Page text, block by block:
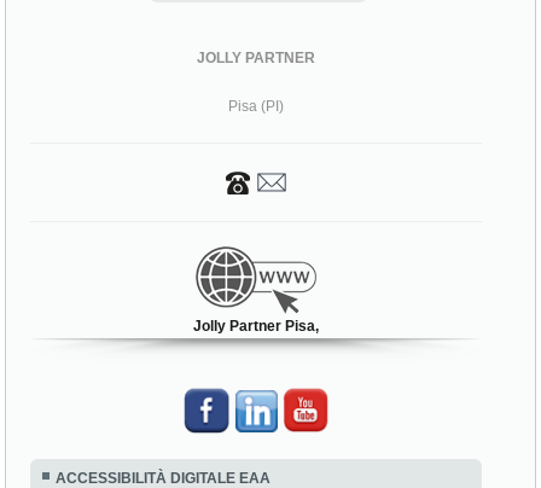
JOLLY PARTNER
Pisa (PI)
Jolly Partner Pisa,
ACCESSIBILITÀ DIGITALE EAA